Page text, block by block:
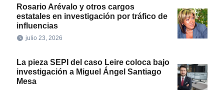
Rosario Arévalo y otros cargos
estatales en investigación por tráfico de
influencias
julio 23, 2026
La pieza SEPI del caso Leire coloca bajo
investigación a Miguel Ángel Santiago
Mesa